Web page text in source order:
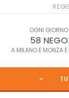
OGNI GIORNO
58
A MILANO E MONZA